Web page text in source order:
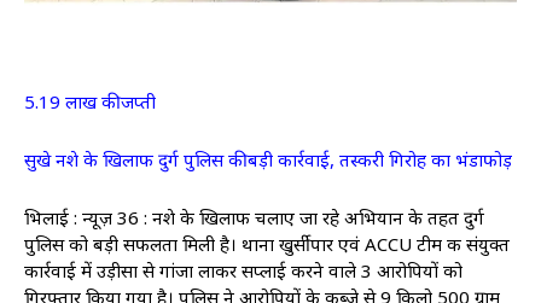
5.19 लाख की जप्ती
सुखे नशे के खिलाफ दुर्ग पुलिस की बड़ी कार्रवाई, तस्करी गिरोह का भंडाफोड़
भिलाई : न्यूज़ 36 : नशे के खिलाफ चलाए जा रहे अभियान के तहत दुर्ग
पुलिस को बड़ी सफलता मिली है। थाना खुर्सीपार एवं ACCU टीम की संयुक्त
कार्रवाई में उड़ीसा से गांजा लाकर सप्लाई करने वाले 3 आरोपियों को
गिरफ्तार किया गया है। पुलिस ने आरोपियों के कब्जे से 9 किलो 500 ग्राम